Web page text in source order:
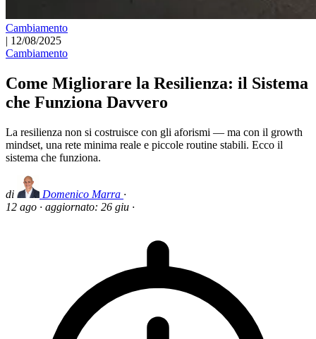
Cambiamento
| 12/08/2025
Cambiamento
Come Migliorare la Resilienza: il Sistema
che Funziona Davvero
La resilienza non si costruisce con gli aforismi — ma con il growth
mindset, una rete minima reale e piccole routine stabili. Ecco il
sistema che funziona.
di Domenico Marra ·
12 ago · aggiornato: 26 giu ·